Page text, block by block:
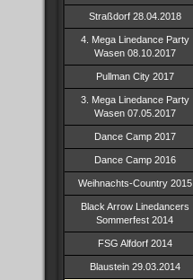
Straßdorf 28.04.2018
4. Mega Linedance Party
Wasen 08.10.2017
Pullman City 2017
3. Mega Linedance Party
Wasen 07.05.2017
Dance Camp 2017
Dance Camp 2016
Weihnachts-Country 2015
Black Arrow Linedancers
Sommerfest 2014
FSG Alfdorf 2014
Blaustein 29.03.2014